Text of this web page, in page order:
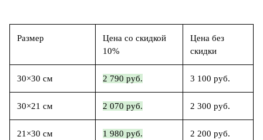
Размер
Цена со скидкой
10%
Цена без
скидки
30×30 см 2 790 руб. 3 100 руб.
30×21 см 2 070 руб. 2 300 руб.
21×30 см 1 980 руб. 2 200 руб.